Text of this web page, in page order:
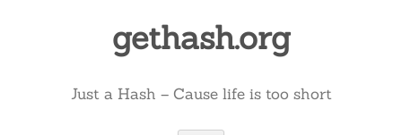
gethash.org
Just a Hash – Cause life is too short